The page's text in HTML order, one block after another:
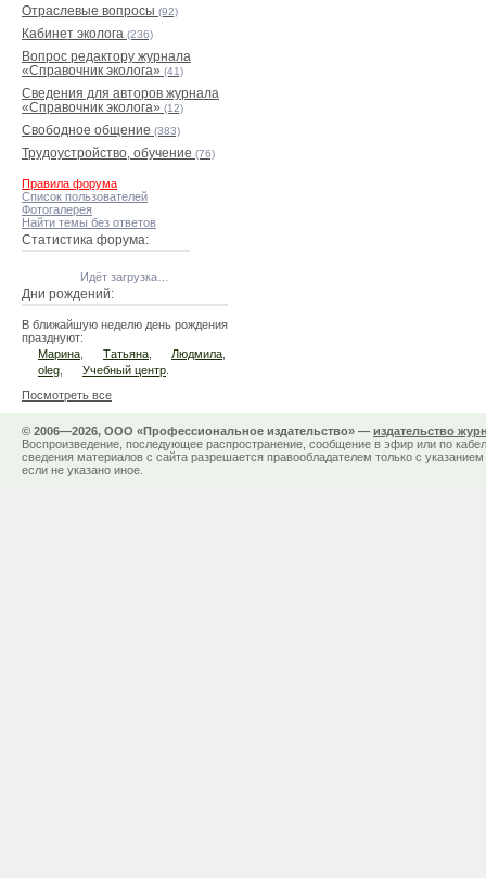
Отраслевые вопросы (92)
Кабинет эколога (236)
Вопрос редактору журнала
«Справочник эколога» (41)
Сведения для авторов журнала
«Справочник эколога» (12)
Свободное общение (383)
Трудоустройство, обучение (76)
Правила форума
Список пользователей
Фотогалерея
Найти темы без ответов
Статистика форума:
Идёт загрузка…
Дни рождений:
В ближайшую неделю день рождения
празднуют:
Марина
Татьяна Людмила
oleg
Учебный центр
Посмотреть все
© 2006—2026, ООО «Профессиональное издательство» — издательство
Воспроизведение, последующее распространение, сообщение в эфир или по
сведения материалов с сайта разрешается правообладателем только с
если не указано иное.